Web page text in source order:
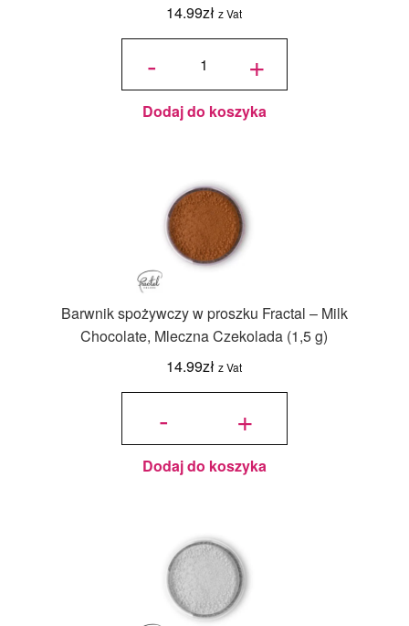
14.99zł z Vat
-
ilość
w proszku
Fractal
- 4 g +
Dodaj do koszyka
Barwnik spożywczy w proszku Fractal – Milk
Chocolate, Mleczna Czekolada (1,5 g)
14.99zł z Vat
-
ilość
w proszku
Fractal -
Milk
Chocolate,
Mleczna
(1,5 g)
+
Dodaj do koszyka